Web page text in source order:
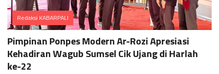
Redaksi KABARPALI
Comments
Pimpinan Ponpes Modern Ar-Rozi Apresiasi
Kehadiran Wagub Sumsel Cik Ujang di Harlah
ke-22